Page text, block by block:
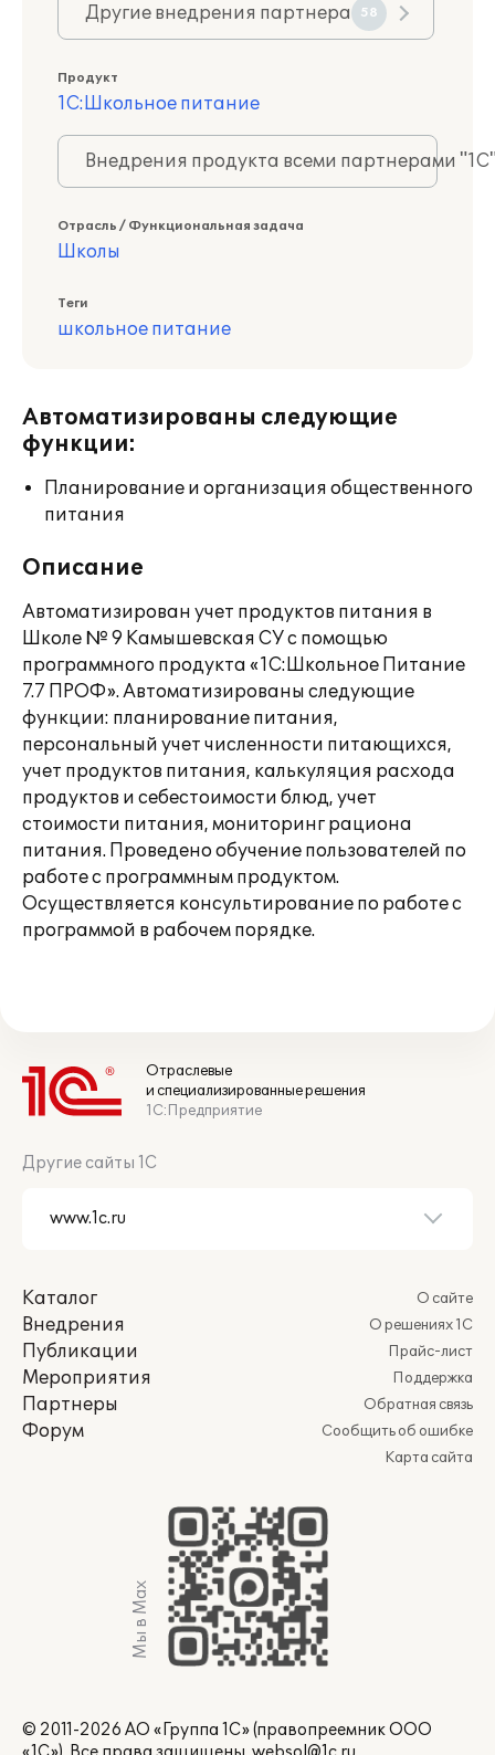
Другие внедрения партнера 58
Продукт
1С:Школьное питание
Внедрения продукта всеми партнерами
Отрасль / Функциональная задача
Школы
Теги
школьное питание
Автоматизированы следующие
функции:
Планирование и организация общественного
питания
Описание
Автоматизирован учет продуктов питания в
Школе № 9 Камышевская СУ с помощью
программного продукта «1С:Школьное Питание
7.7 ПРОФ». Автоматизированы следующие
функции: планирование питания,
персональный учет численности питающихся,
учет продуктов питания, калькуляция расхода
продуктов и себестоимости блюд, учет
стоимости питания, мониторинг рациона
питания. Проведено обучение пользователей по
работе с программным продуктом.
Осуществляется консультирование по работе с
программой в рабочем порядке.
Отраслевые
и специализированные решения
1С:Предприятие
Другие сайты 1С
Каталог
Внедрения
Публикации
Мероприятия
Партнеры
Форум
О сайте
О решениях 1С
Прайс-лист
Поддержка
Обратная связь
Сообщить об ошибке
Карта сайта
Мы в Max
© 2011-2026 АО «Группа 1С» (правопреемник ООО